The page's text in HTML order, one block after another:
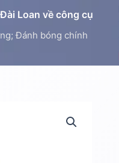
Loan về công cụ
Đánh bóng chính